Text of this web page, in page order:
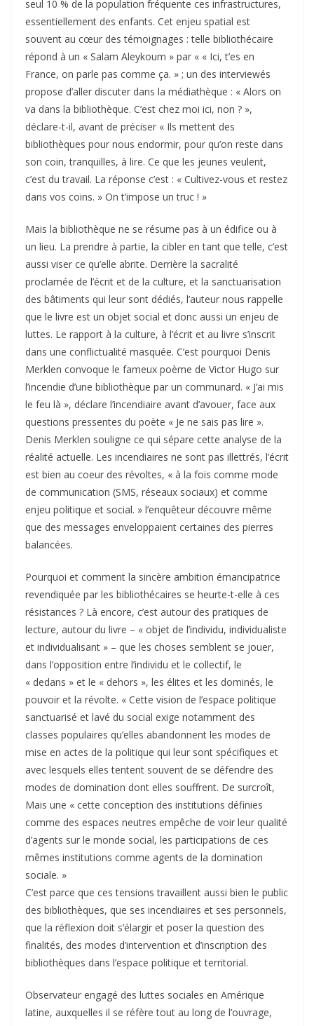
seul 10 % de la population fréquente ces infrastructures,
essentiellement des enfants. Cet enjeu spatial est
souvent au cœur des témoignages : telle bibliothécaire
répond à un « Salam Aleykoum » par « « Ici, t’es en
France, on parle pas comme ça. » ; un des interviewés
propose d’aller discuter dans la médiathèque : « Alors on
va dans la bibliothèque. C’est chez moi ici, non ? »,
déclare-t-il, avant de préciser « Ils mettent des
bibliothèques pour nous endormir, pour qu’on reste dans
son coin, tranquilles, à lire. Ce que les jeunes veulent,
c’est du travail. La réponse c’est : « Cultivez-vous et restez
dans vos coins. » On t’impose un truc ! »
Mais la bibliothèque ne se résume pas à un édifice ou à
un lieu. La prendre à partie, la cibler en tant que telle, c’est
aussi viser ce qu’elle abrite. Derrière la sacralité
proclamée de l’écrit et de la culture, et la sanctuarisation
des bâtiments qui leur sont dédiés, l’auteur nous rappelle
que le livre est un objet social et donc aussi un enjeu de
luttes. Le rapport à la culture, à l’écrit et au livre s’inscrit
dans une conflictualité masquée. C’est pourquoi Denis
Merklen convoque le fameux poème de Victor Hugo sur
l’incendie d’une bibliothèque par un communard. « J’ai mis
le feu là », déclare l’incendiaire avant d’avouer, face aux
questions pressentes du poète « Je ne sais pas lire ».
Denis Merklen souligne ce qui sépare cette analyse de la
réalité actuelle. Les incendiaires ne sont pas illettrés, l’écrit
est bien au coeur des révoltes, « à la fois comme mode
de communication (SMS, réseaux sociaux) et comme
enjeu politique et social. » l’enquêteur découvre même
que des messages enveloppaient certaines des pierres
balancées.
Pourquoi et comment la sincère ambition émancipatrice
revendiquée par les bibliothécaires se heurte-t-elle à ces
résistances ? Là encore, c’est autour des pratiques de
lecture, autour du livre – « objet de l’individu, individualiste
et individualisant » – que les choses semblent se jouer,
dans l’opposition entre l’individu et le collectif, le
« dedans » et le « dehors », les élites et les dominés, le
pouvoir et la révolte. « Cette vision de l’espace politique
sanctuarisé et lavé du social exige notamment des
classes populaires qu’elles abandonnent les modes de
mise en actes de la politique qui leur sont spécifiques et
avec lesquels elles tentent souvent de se défendre des
modes de domination dont elles souffrent. De surcroît,
Mais une « cette conception des institutions définies
comme des espaces neutres empêche de voir leur qualité
d’agents sur le monde social, les participations de ces
mêmes institutions comme agents de la domination
sociale. »
C’est parce que ces tensions travaillent aussi bien le public
des bibliothèques, que ses incendiaires et ses personnels,
que la réflexion doit s’élargir et poser la question des
finalités, des modes d’intervention et d’inscription des
bibliothèques dans l’espace politique et territorial.
Observateur engagé des luttes sociales en Amérique
latine, auxquelles il se réfère tout au long de l’ouvrage,